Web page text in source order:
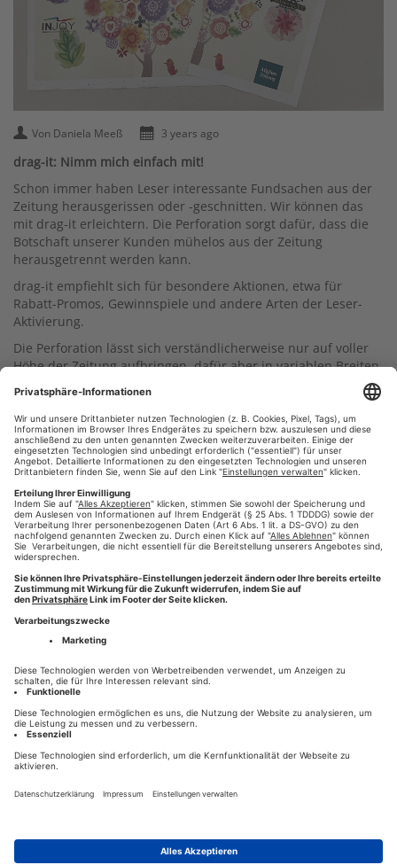
Von Daniela Meeß 3 years ago
drag-it: Nimm mich einfach mit!
Schon immer haben Leser interessante Fundsachen aus der
Zeitung herausgerissen oder -geschnitten. Wir können das
mit drag-it erleichtern. Die Perforation sorgt dafür, dass die
Botschaft unserer Kunden mühelos aus der Zeitung
herausgetrennt werden kann.
drag-it empfiehlt sich für besondere Aktionen, etwa für
Rabatt-Promos, Gewinnspiele und andere Arten der Leser-
Aktivierung.
Die Perforation lässt sich verständlicherweise nur auf voller
Höhe der Zeitung aufbringen, dafür aber in variablen Breiten
- bis hin zu einem Ganzseiter.
#WDDZ,#Presse-Druck ,#augsburg ,#Zeitung drucken ,
#Perforation
HINTERLASSEN SIE EINEN KOMMENTAR
HILFE
DATENSCHUTZ AGB IMPRESSUM